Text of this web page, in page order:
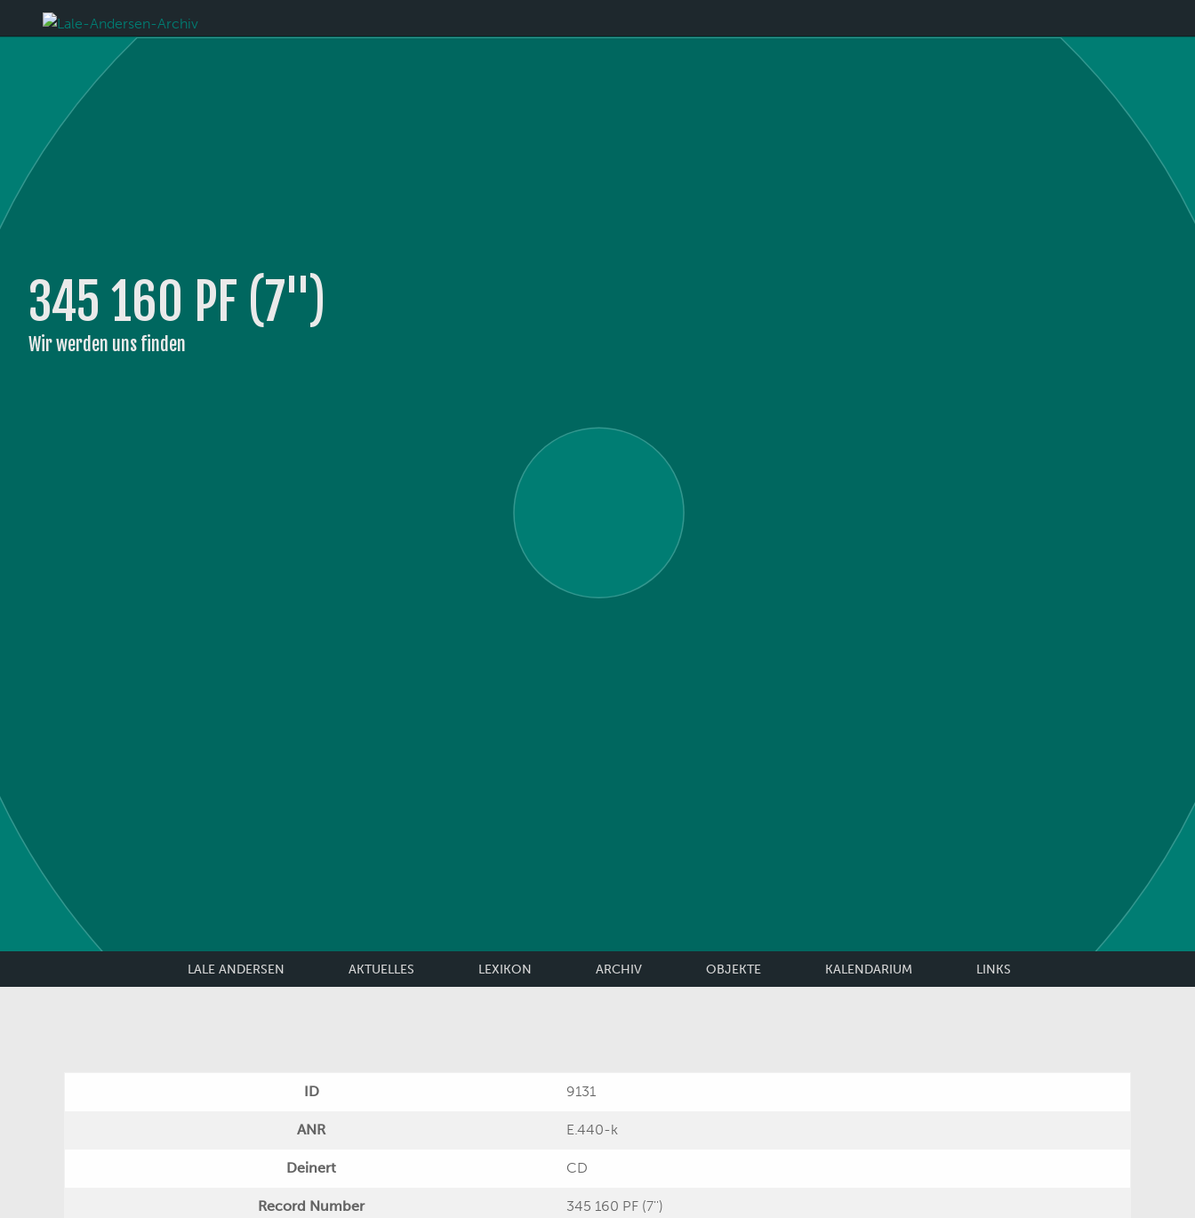
345 160 PF (7'')
Wir werden uns finden
LALE ANDERSEN AKTUELLES LEXIKON ARCHIV OBJEKTE KALENDARIUM LINKS
ID 9131
ANR E.440-k
Deinert CD
Record Number 345 160 PF (7'')